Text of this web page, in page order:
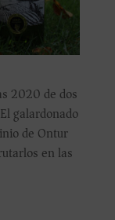
2020 de dos
galardonado
de Ontur
en las